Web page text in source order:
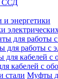
ССД
и энергетики
для работы
работы с
кабелей с
кабелей с
стали Муфты